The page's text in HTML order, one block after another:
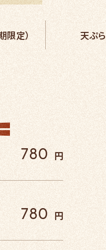
限定） 天ぷら
780 円
780 円